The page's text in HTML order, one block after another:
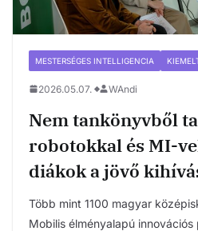
MESTERSÉGES INTELLIGENCIA
2026.05.07. WAndi
Nem tankönyvből
robotokkal és MI-
diákok a jövő
Több mint 1100 magyar
Mobilis élményalapú